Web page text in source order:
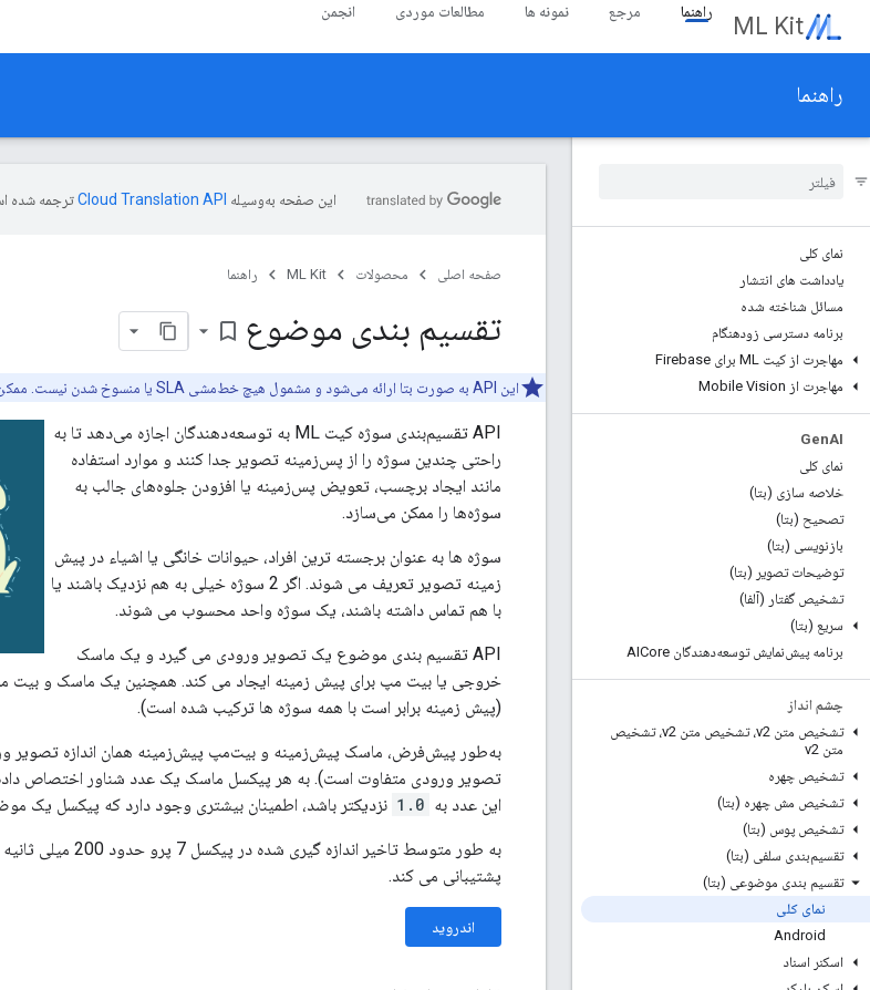
ML Kit راهنما مرجع نمونه ها مطالعات موردی انجمن
راهنما
نمای کلی
یادداشت های انتشار
مسائل شناخته شده
برنامه دسترسی زودهنگام
مهاجرت از کیت ML برای Firebase
مهاجرت از Mobile Vision
GenAI
نمای کلی
خلاصه سازی (بتا)
تصحیح (بتا)
بازنویسی (بتا)
توضیحات تصویر (بتا)
تشخیص گفتار (آلفا)
سریع (بتا)
برنامه پیش‌نمایش توسعه‌دهندگان AICore
چشم انداز
تشخیص متن v2، تشخیص متن v2، تشخیص
متن v2
تشخیص چهره
تشخیص مش چهره (بتا)
تشخیص پوس (بتا)
تقسیم‌بندی سلفی (بتا)
تقسیم بندی موضوعی (بتا)
نمای کلی
Android
اسکنر اسناد
این صفحه به‌وسیله ترجمه شده
صفحه اصلی محصولات ML Kit راهنما
تقسیم بندی موضوع bookmark_border
این API به صورت بتا ارائه می‌شود و مشمول هیچ خط‌مشی SLA یا منسوخ شدن نیست. ممکن است تغییراتی در این API ایجاد شود که سازگاری به عقب را از بین ببرد.
API تقسیم‌بندی سوژه کیت ML به توسعه‌دهندگان اجازه می‌دهد تا به
راحتی چندین سوژه را از پس‌زمینه تصویر جدا کنند و موارد استفاده
مانند ایجاد برچسب، تعویض پس‌زمینه یا افزودن جلوه‌های جالب به
سوژه‌ها را ممکن می‌سازد.
سوژه ها به عنوان برجسته ترین افراد، حیوانات خانگی یا اشیاء در پیش
زمینه تصویر تعریف می شوند. اگر 2 سوژه خیلی به هم نزدیک باشند یا
با هم تماس داشته باشند، یک سوژه واحد محسوب می شوند.
API تقسیم بندی موضوع یک تصویر ورودی می گیرد و یک ماسک
خروجی یا بیت مپ برای پیش زمینه ایجاد می کند. همچنین یک ماسک و بیت
(پیش زمینه برابر است با همه سوژه ها ترکیب شده است).
به‌طور پیش‌فرض، ماسک پیش‌زمینه و بیت‌مپ پیش‌زمینه همان اندازه تصویر
تصویر ورودی متفاوت است). به هر پیکسل ماسک یک عدد شناور اختصاص
این عدد به 1.0 نزدیکتر باشد، اطمینان بیشتری وجود دارد که پیکسل یک
پشتیبانی می کند.
اندروید